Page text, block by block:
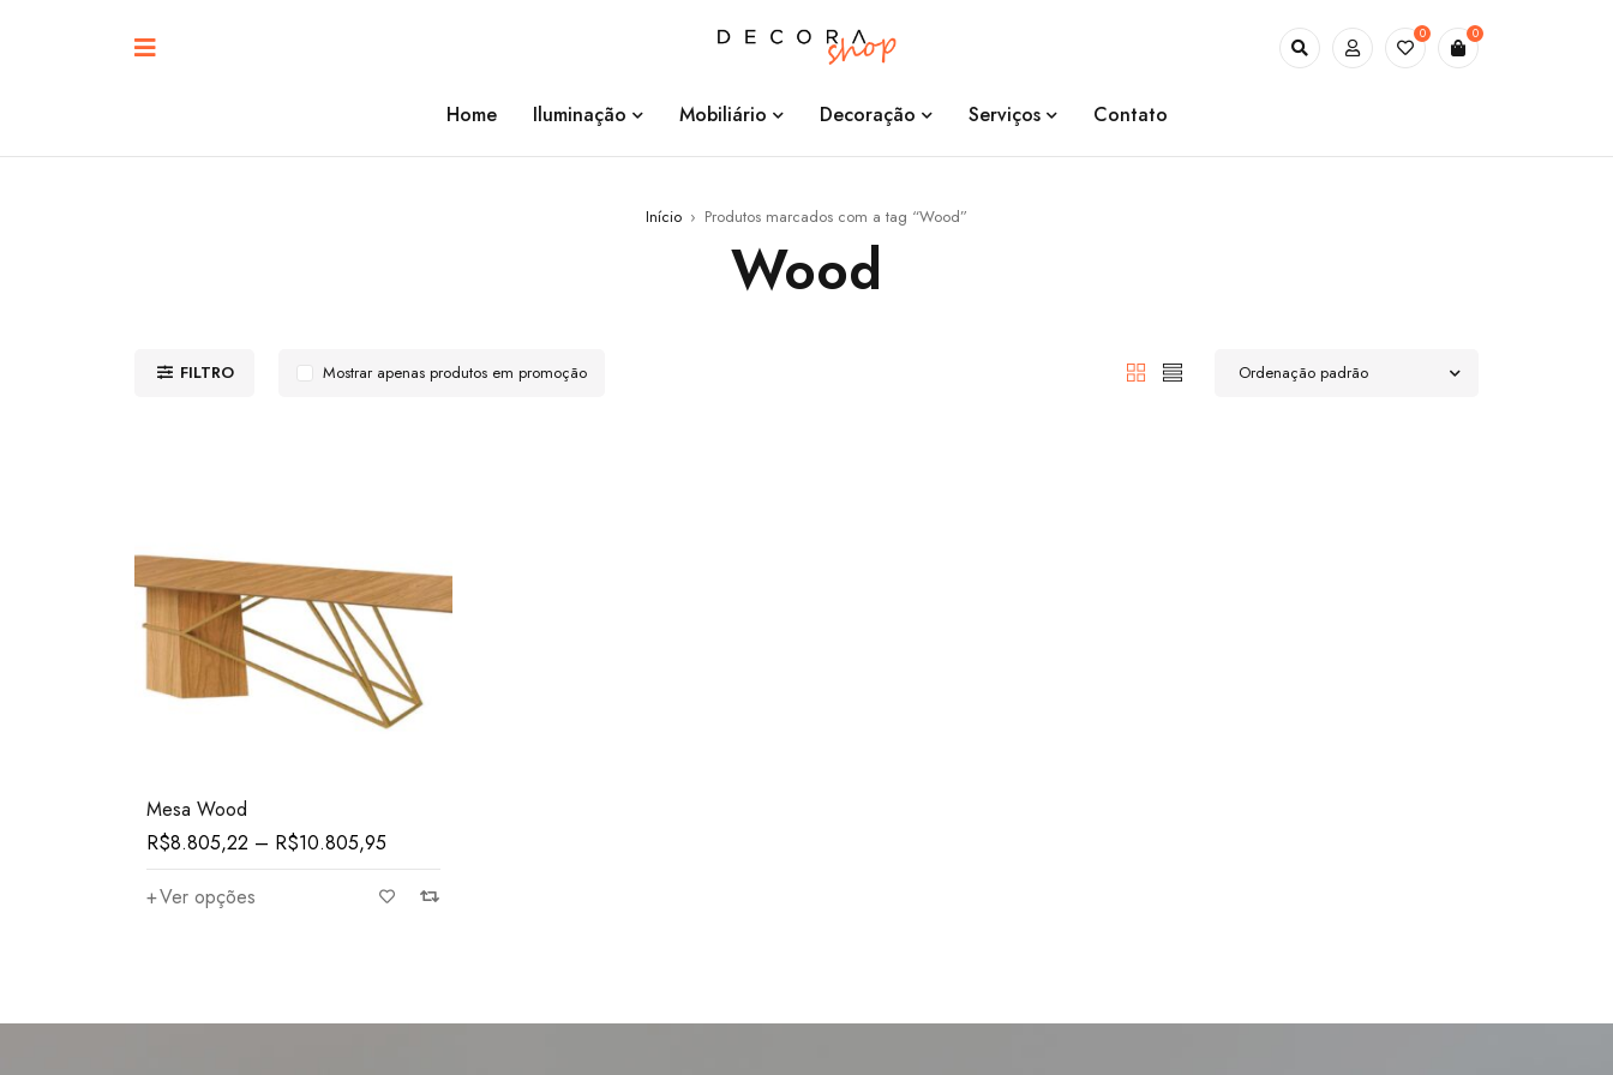
0 0
Home Iluminação Mobiliário Decoração Serviços Contato
Início › Produtos marcados com a tag “Wood”
Wood
FILTRO Ordenação padrão
Mostrar apenas produtos em promoção
Mesa Wood
R$8.805,22 – R$10.805,95
Ver opções